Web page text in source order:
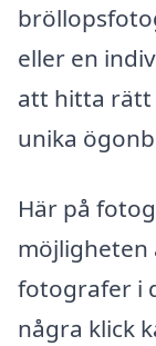
eller en
att hitta rätt
unika
Här på
möjligheten
fotografer i
några klick